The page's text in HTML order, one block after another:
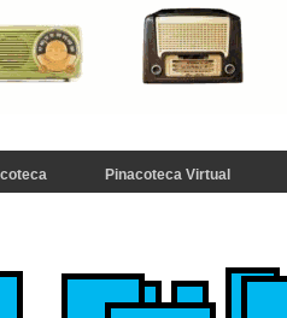
Pinacoteca Virtual